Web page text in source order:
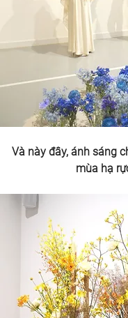
Và này đây, ánh sáng
mùa hạ